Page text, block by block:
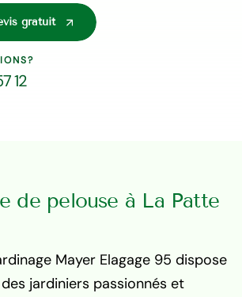
gratuit
12
de pelouse à La Patte
Mayer Elagage 95 dispose
jardiniers passionnés et